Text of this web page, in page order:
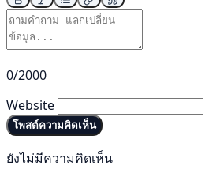
0/2000
Website
โพสต์ความคิดเห็น
ยังไม่มีความคิดเห็น